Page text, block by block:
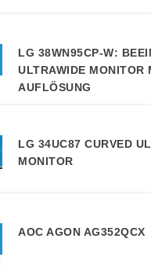
LG 38WN95CP-W:
ULTRAWIDE MONITOR
AUFLÖSUNG
LG 34UC87 CURVED
MONITOR
AOC AGON AG352QCX